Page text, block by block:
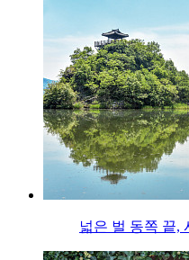
넓은 벌 동쪽 끝,